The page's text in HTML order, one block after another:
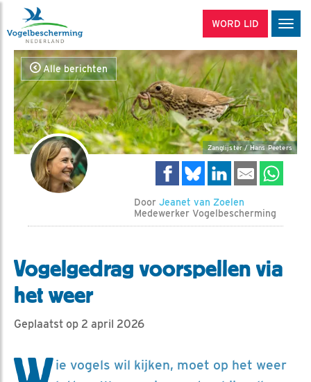
WORD LID
Alle berichten
Zanglijster / Hans Peeters
Door Jeanet van Zoelen
Medewerker Vogelbescherming
Vogelgedrag voorspellen via
het weer
Geplaatst op 2 april 2026
ie vogels wil kijken, moet op het weer